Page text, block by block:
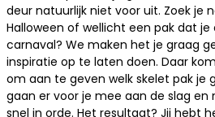
deur natuurlijk niet voor uit. Zoek je
Halloween of wellicht een pak dat
carnaval? We maken het je graag
inspiratie op te laten doen. Daar
om aan te geven welk skelet pak je
gaan er voor je mee aan de slag en
snel in orde. Het resultaat? Jij hebt